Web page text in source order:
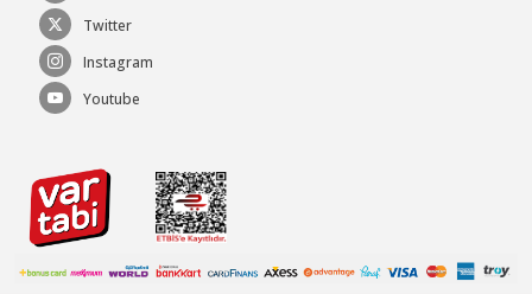
Twitter
Instagram
Youtube